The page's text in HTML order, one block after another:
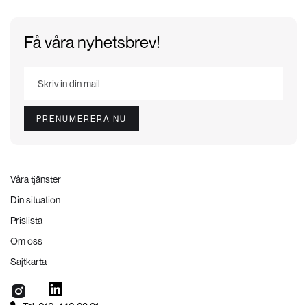
Få våra nyhetsbrev!
Våra tjänster
Din situation
Prislista
Om oss
Sajtkarta